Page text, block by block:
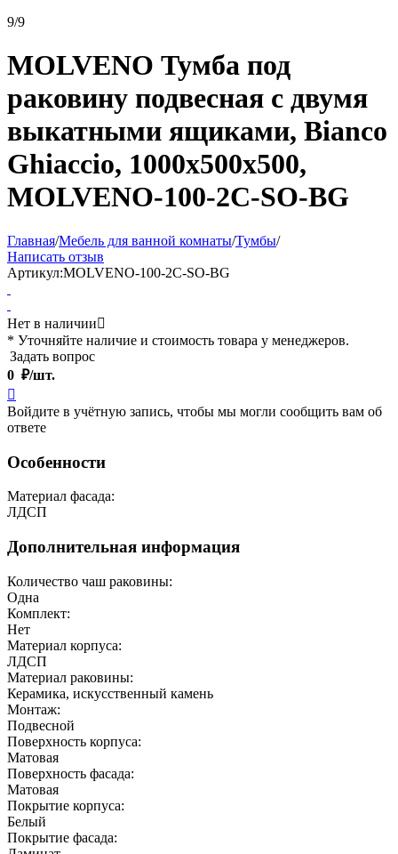
9/9
MOLVENO Тумба под
раковину подвесная с двумя
выкатными ящиками, Bianco
Ghiaccio, 1000x500x500,
MOLVENO-100-2C-SO-BG
Главная/Мебель для ванной комнаты/Тумбы/
Написать отзыв
Артикул:MOLVENO-100-2C-SO-BG
Нет в наличии
* Уточняйте наличие и стоимость товара у менеджеров.
Задать вопрос
0 ₽/шт.

Войдите в учётную запись, чтобы мы могли сообщить вам об
ответе
Особенности
Материал фасада:
ЛДСП
Дополнительная информация
Количество чаш раковины:
Одна
Комплект:
Нет
Материал корпуса:
ЛДСП
Материал раковины:
Керамика, искусственный камень
Монтаж:
Подвесной
Поверхность корпуса:
Матовая
Поверхность фасада:
Матовая
Покрытие корпуса:
Белый
Покрытие фасада: